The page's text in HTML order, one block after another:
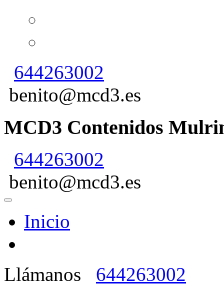
644263002
benito@mcd3.es
MCD3 Contenidos
644263002
benito@mcd3.es
Inicio
Llámanos 644263002